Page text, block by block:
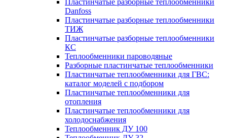
Пластинчатые разборные теплообменники
Danfoss
Пластинчатые разборные теплообменники
ТИЖ
Пластинчатые разборные теплообменники
КC
Теплообменники пароводяные
Разборные пластинчатые теплообменники
Пластинчатые теплообменники для ГВС:
каталог моделей с подбором
Пластинчатые теплообменники для
отопления
Пластинчатые теплообменники для
холодоснабжения
Теплообменник ДУ 100